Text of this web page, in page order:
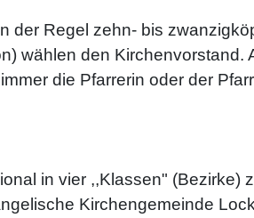
der Regel zehn- bis
wählen den
die Pfarrerin oder der
in vier ,,Klassen"
Kirchengemeinde